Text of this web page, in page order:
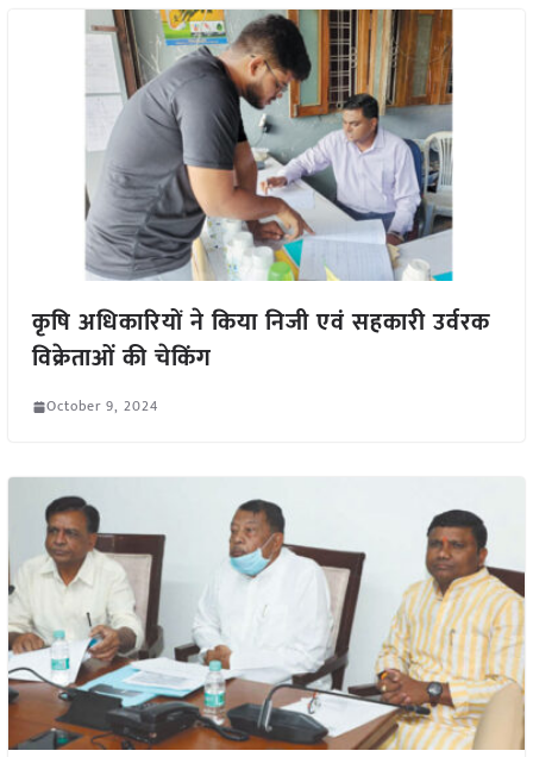
कृषि अधिकारियों ने किया निजी एवं सहकारी उर्वरक
विक्रेताओं की चेकिंग
October 9, 2024